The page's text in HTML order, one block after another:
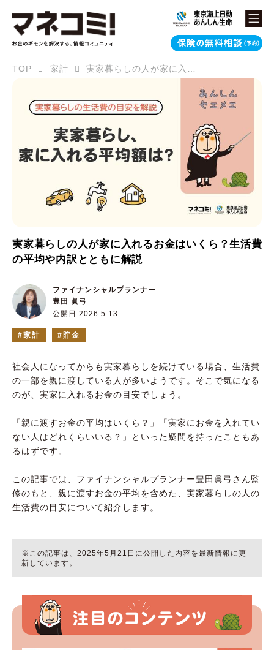
TOP 家計 実家暮らしの人が家に入れるお金はいくら？生活費の平均や内訳とともに解説
実家暮らしの人が家に入れるお金はいくら？生活費
の平均や内訳とともに解説
公開日 2026.5.13
ファイナンシャルプランナー
豊田 眞弓
家計 貯金
社会人になってからも実家暮らしを続けている場合、生活費
の一部を親に渡している人が多いようです。そこで気になる
のが、実家に入れるお金の目安でしょう。
「親に渡すお金の平均はいくら？」「実家にお金を入れてい
ない人はどれくらいいる？」といった疑問を持ったこともあ
るはずです。
この記事では、ファイナンシャルプランナー豊田眞弓さん監
修のもと、親に渡すお金の平均を含めた、実家暮らしの人の
生活費の目安について紹介します。
※この記事は、2025年5月21日に公開した内容を最新情報に更
新しています。